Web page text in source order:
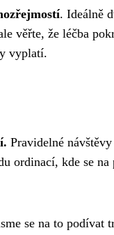
. Ideálně
věřte, že léčba
vyplatí.
Pravidelné
ordinací, kde se
se na to podívat